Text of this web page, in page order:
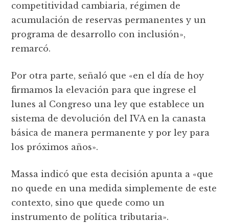
competitividad cambiaria, régimen de
acumulación de reservas permanentes y un
programa de desarrollo con inclusión»,
remarcó.
Por otra parte, señaló que «en el día de hoy
firmamos la elevación para que ingrese el
lunes al Congreso una ley que establece un
sistema de devolución del IVA en la canasta
básica de manera permanente y por ley para
los próximos años».
Massa indicó que esta decisión apunta a «que
no quede en una medida simplemente de este
contexto, sino que quede como un
instrumento de política tributaria».